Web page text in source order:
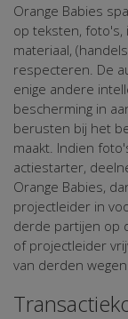
Orange Babies
op teksten, foto's,
materiaal,
respecteren. De
enige andere
bescherming in
berusten bij het
maakt. Indien
actiestarter,
Orange Babies,
projectleider in
derde partijen op
of projectleider
van derden